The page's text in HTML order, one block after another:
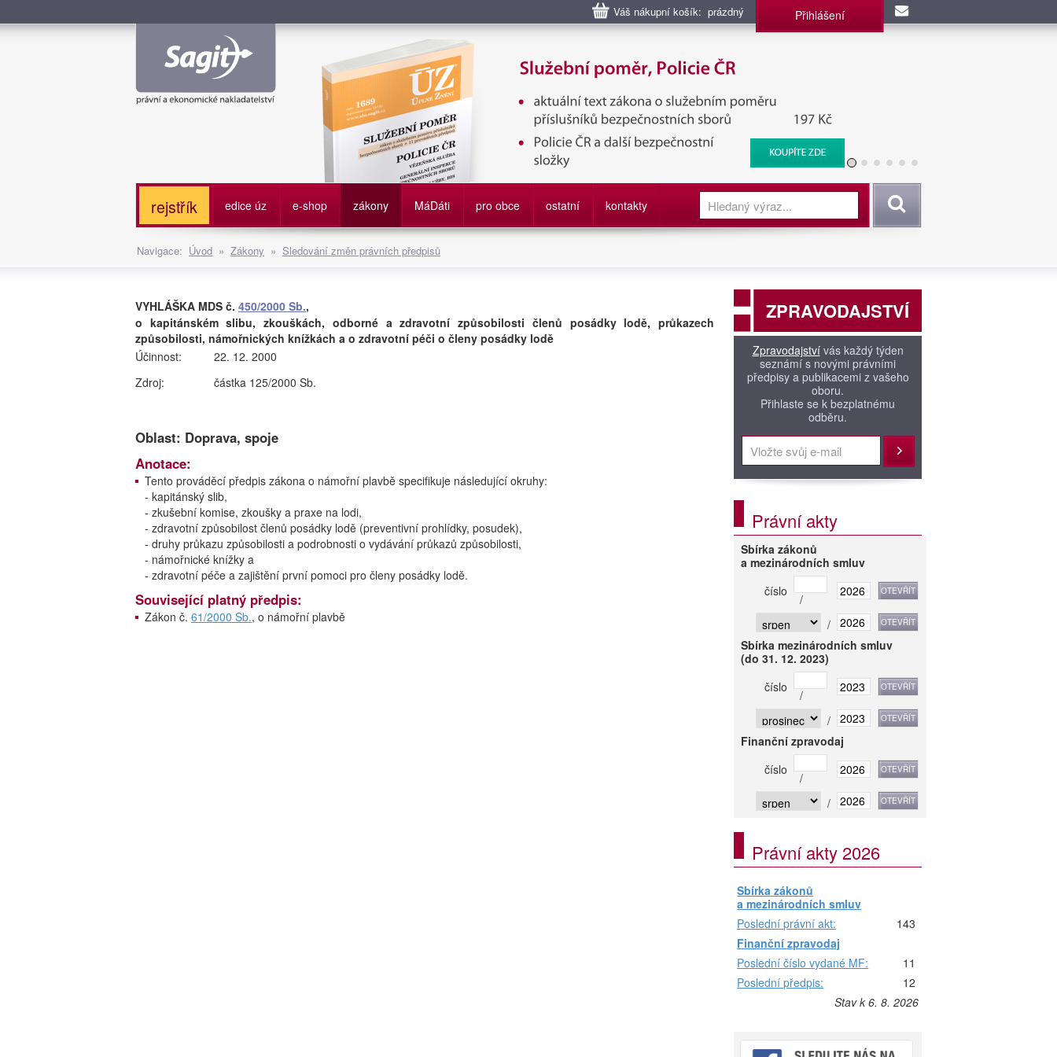
Váš nákupní košík: prázdný Přihlášení
Služební poměr příslušníků bezpečnostních sborů, Policie ČR, Vězeňská služba, BIS, Zpravodajské
služby
rejstřík edice úz e-shop zákony MáDáti pro obce ostatní kontakty Vyhledat
Navigace: Úvod » Zákony » Sledování změn právních předpisů
VYHLÁŠKA MDS č. 450/2000 Sb.,
o kapitánském slibu, zkouškách, odborné a zdravotní způsobilosti členů posádky lodě, průkazech
způsobilosti, námořnických knížkách a o zdravotní péči o členy posádky lodě
Účinnost:
22. 12. 2000
Zdroj:
částka 125/2000 Sb.
Oblast: Doprava, spoje
Anotace:
Tento prováděcí předpis zákona o námořní plavbě specifikuje následující okruhy:
- kapitánský slib,
- zkušební komise, zkoušky a praxe na lodi,
- zdravotní způsobilost členů posádky lodě (preventivní prohlídky, posudek),
- druhy průkazu způsobilosti a podrobnosti o vydávání průkazů způsobilosti,
- námořnické knížky a
- zdravotní péče a zajištění první pomoci pro členy posádky lodě.
Související platný předpis:
Zákon č. 61/2000 Sb., o námořní plavbě
ZPRAVODAJSTVÍ
Zpravodajstvívás každý týden
seznámí s novými právními
předpisy a publikacemi z vašeho
oboru.
Přihlaste se k bezplatnému
odběru.
Přihlásit
Právní akty
Sbírka zákonů
a mezinárodních smluv
číslo
/
/
Sbírka mezinárodních smluv
(do 31. 12. 2023)
číslo
/
/
Finanční zpravodaj
číslo
/
/
Právní akty 2026
Sbírka zákonů
a mezinárodních smluv
Poslední právní akt:
143
Finanční zpravodaj
Poslední číslo vydané MF:
11
Poslední předpis:
12
Stav k 6. 8. 2026